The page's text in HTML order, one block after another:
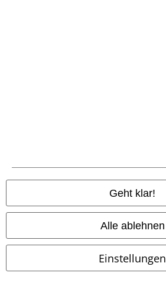
Geht klar!
Alle ablehnen
Einstellungen